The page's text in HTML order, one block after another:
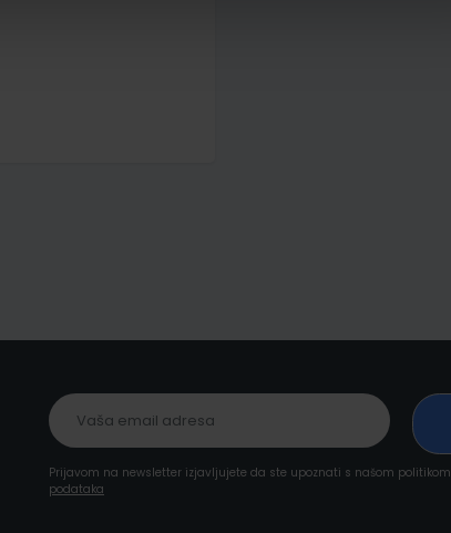
Prijavom na newsletter izjavljujete da ste upoznati s našom politikom
podataka